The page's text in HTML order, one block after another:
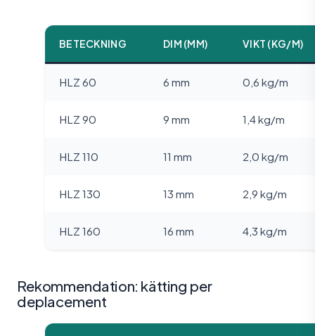
BETECKNING DIM (MM) VIKT (KG/M)
HLZ 60 6 mm 0,6 kg/m
HLZ 90 9 mm 1,4 kg/m
HLZ 110 11 mm 2,0 kg/m
HLZ 130 13 mm 2,9 kg/m
HLZ 160 16 mm 4,3 kg/m
Rekommendation: kätting per
deplacement